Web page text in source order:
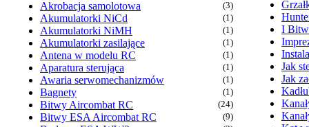
Akrobacja samolotowa (3)
Akumulatorki NiCd (1)
Akumulatorki NiMH (1)
Akumulatorki zasilające (1)
Antena w modelu RC (1)
Aparatura sterująca (1)
Awaria serwomechanizmów (1)
Bagnety (1)
Bitwy Aircombat RC (24)
Bitwy ESA Aircombat RC (9)
I
Jak
Jak